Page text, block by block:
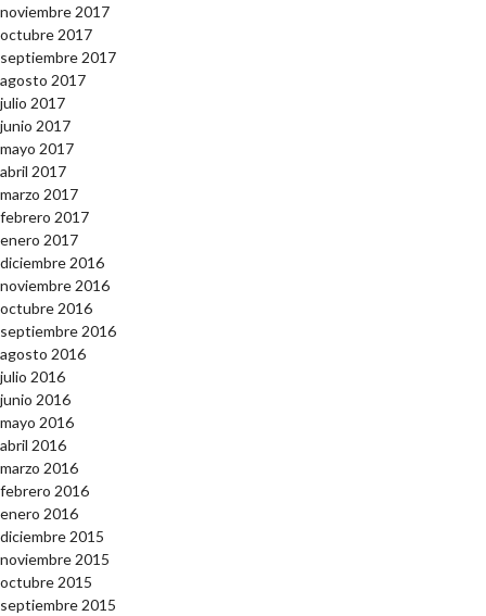
noviembre 2017
octubre 2017
septiembre 2017
agosto 2017
julio 2017
junio 2017
mayo 2017
abril 2017
marzo 2017
febrero 2017
enero 2017
diciembre 2016
noviembre 2016
octubre 2016
septiembre 2016
agosto 2016
julio 2016
junio 2016
mayo 2016
abril 2016
marzo 2016
febrero 2016
enero 2016
diciembre 2015
noviembre 2015
octubre 2015
septiembre 2015